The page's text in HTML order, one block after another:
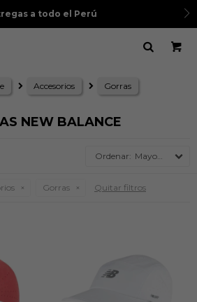
a todo el Perú
Accesorios Gorras
NEW BALANCE
Mayor precio
Gorras Quitar filtros